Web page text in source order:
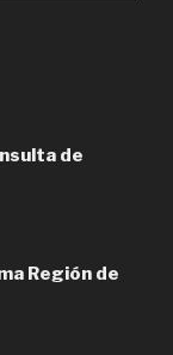
de
Región de